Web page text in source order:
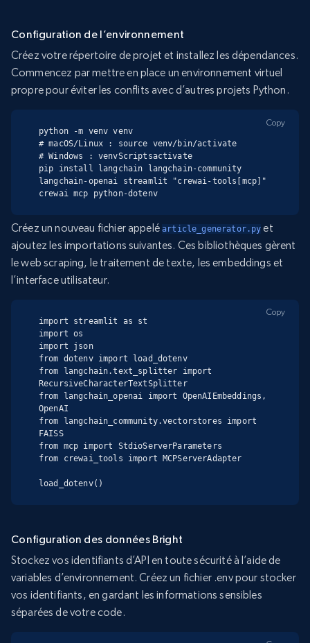
Configuration de l’environnement
Créez votre répertoire de projet et installez les dépendances.
Commencez par mettre en place un environnement virtuel
propre pour éviter les conflits avec d’autres projets Python.
python -m venv venv
# macOS/Linux : source venv/bin/activate
# Windows : venvScriptsactivate
pip install langchain langchain-community
langchain-openai streamlit "crewai-tools[mcp]"
crewai mcp python-dotenv
Copy
Créez un nouveau fichier appeléarticle_generator.py et
ajoutez les importations suivantes. Ces bibliothèques gèrent
le web scraping, le traitement de texte, les embeddings et
l’interface utilisateur.
import streamlit as st
import os
import json
from dotenv import load_dotenv
from langchain.text_splitter import
RecursiveCharacterTextSplitter
from langchain_openai import OpenAIEmbeddings,
OpenAI
from langchain_community.vectorstores import
FAISS
from mcp import StdioServerParameters
from crewai_tools import MCPServerAdapter
load_dotenv()
Copy
Configuration des données Bright
Stockez vos identifiants d’API en toute sécurité à l’aide de
variables d’environnement. Créez un fichier .env pour stocker
vos identifiants, en gardant les informations sensibles
séparées de votre code.